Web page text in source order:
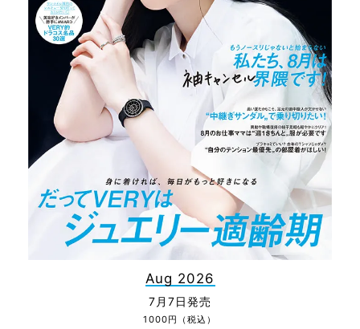
Aug 2026
7月7日発売
1000円（税込）